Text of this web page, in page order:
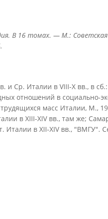
В 16 томах. — М.:
и Ср. Италии в VIII-X вв., в
отношений в социально-
масс Италии, М.,
в XIII-XIV вв., там же;
Италии в XII-XIV вв., "ВМГУ".